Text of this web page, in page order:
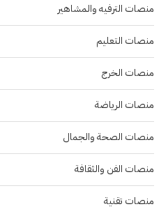
منصات الترفيه والمشاهير
منصات التعليم
منصات الخرج
منصات الرياضة
منصات الصحة والجمال
منصات الفن والثقافة
منصات تقنية